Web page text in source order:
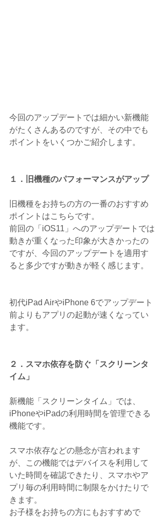
今回のアップデートでは細かい新機能
がたくさんあるのですが、その中でも
ポイントをいくつかご紹介します。
１．旧機種のパフォーマンスがアップ
旧機種をお持ちの方の一番のおすすめ
ポイントはこちらです。
前回の「iOS11」へのアップデートでは
動きが重くなった印象が大きかったの
ですが、今回のアップデートを適用す
ると多少ですが動きが軽く感じます。
初代iPad AirやiPhone 6でアップデート
前よりもアプリの起動が速くなってい
ます。
２．スマホ依存を防ぐ「スクリーンタ
イム」
新機能「スクリーンタイム」では、
iPhoneやiPadの利用時間を管理できる
機能です。
スマホ依存などの懸念が言われます
が、この機能ではデバイスを利用して
いた時間を確認できたり、スマホやア
プリ毎の利用時間に制限をかけたりで
きます。
お子様をお持ちの方にもおすすめで